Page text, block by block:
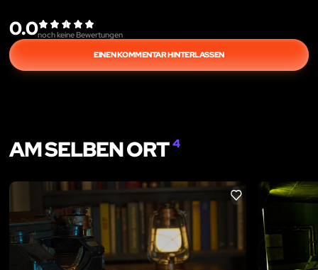
0.0noch keine Bewertungen
EINEN KOMMENTAR HINTERLASSEN
AM SELBEN ORT4
LIKE